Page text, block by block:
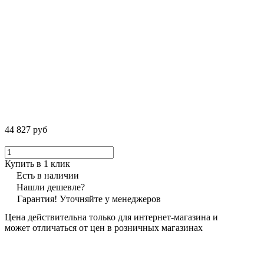
44 827 руб
Купить в 1 клик
Есть в наличии
Нашли дешевле?
Гарантия! Уточняйте у менеджеров
Цена действительна только для интернет-магазина и
может отличаться от цен в розничных магазинах